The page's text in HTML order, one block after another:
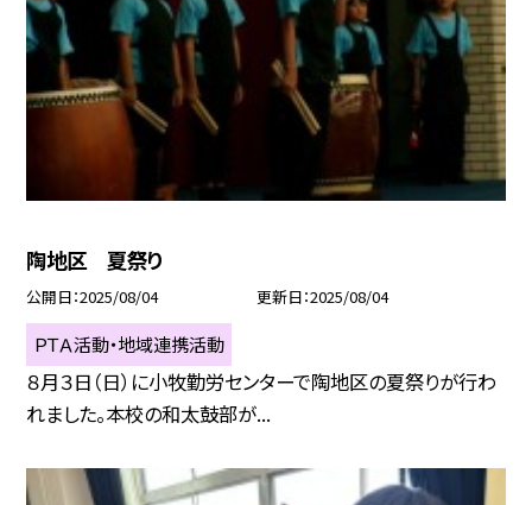
陶地区 夏祭り
公開日 2025/08/04 更新日 2025/08/04
ＰＴＡ活動・地域連携活動
８月３日（日）に小牧勤労センターで陶地区の夏祭りが行わ
れました。本校の和太鼓部が...